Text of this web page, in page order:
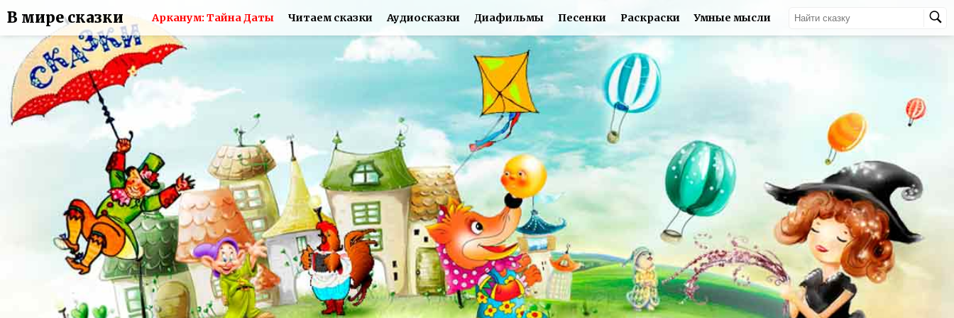
В мире сказки Арканум: Тайна Даты Читаем сказки Аудиосказки Диафильмы Песенки Раскраски Умные мысли